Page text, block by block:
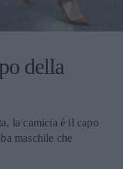
della
la camicia è il capo
maschile che